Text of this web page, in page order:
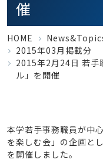
催
HOME
2015年03月掲載分
2015年2月24日 若手
ル」を開催
本学若手事務職員が中
を楽しむ会」の企画と
を開催しました。